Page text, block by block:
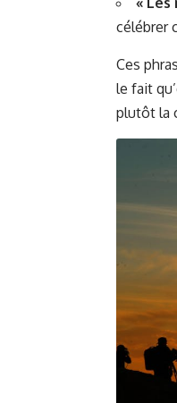
célébrer
Ces
le fait
plutôt la